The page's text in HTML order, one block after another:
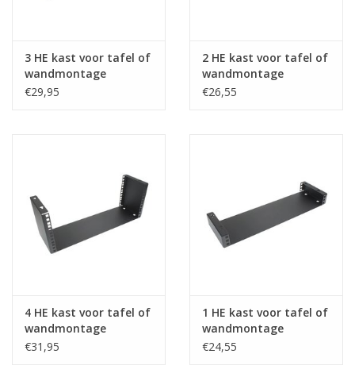
Laden
3 HE kast voor tafel of
wandmontage
€29,95
2 HE kast voor tafel of
wandmontage
€26,55
4 HE kast voor tafel of
wandmontage
€31,95
1 HE kast voor tafel of
wandmontage
€24,55